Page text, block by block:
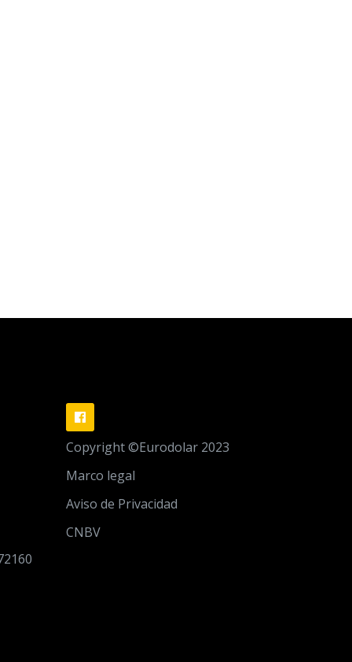
Copyright ©Eurodolar 2023
Marco legal
Aviso de Privacidad
CNBV